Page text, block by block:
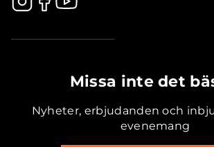
Missa inte det
Nyheter, erbjudanden och
evenemang